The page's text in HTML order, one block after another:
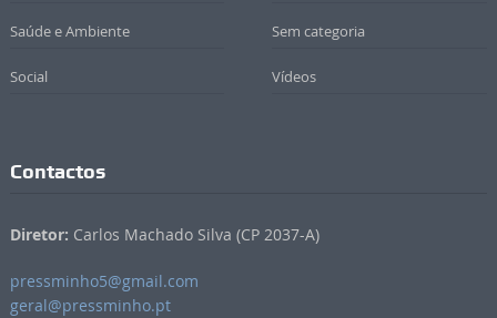
Saúde e Ambiente Sem categoria
Social Vídeos
Contactos
Diretor: Carlos Machado Silva (CP 2037-A)
pressminho5@gmail.com
geral@pressminho.pt